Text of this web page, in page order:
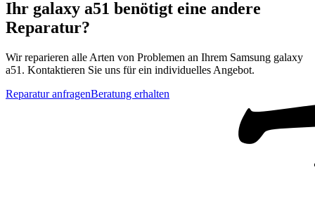
Ihr galaxy a51 benötigt eine andere
Reparatur?
Wir reparieren alle Arten von Problemen an Ihrem Samsung galaxy
a51 . Kontaktieren Sie uns für ein individuelles Angebot.
Reparatur anfragenBeratung erhalten